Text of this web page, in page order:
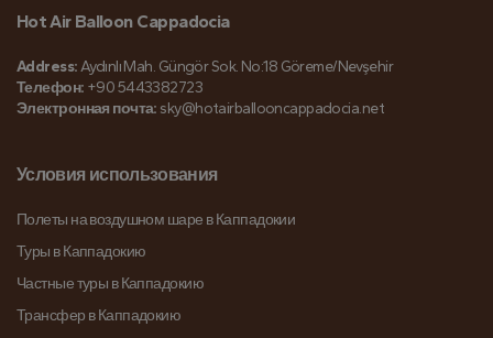
Hot Air Balloon Cappadocia
Address:Aydınlı Mah. Güngör Sok. No:18 Göreme/Nevşehir
Телефон: +90 5443382723
Электронная почта: sky@hotairballooncappadocia.net
Условия использования
Полеты на воздушном шаре в Каппадокии
Туры в Каппадокию
Частные туры в Каппадокию
Трансфер в Каппадокию